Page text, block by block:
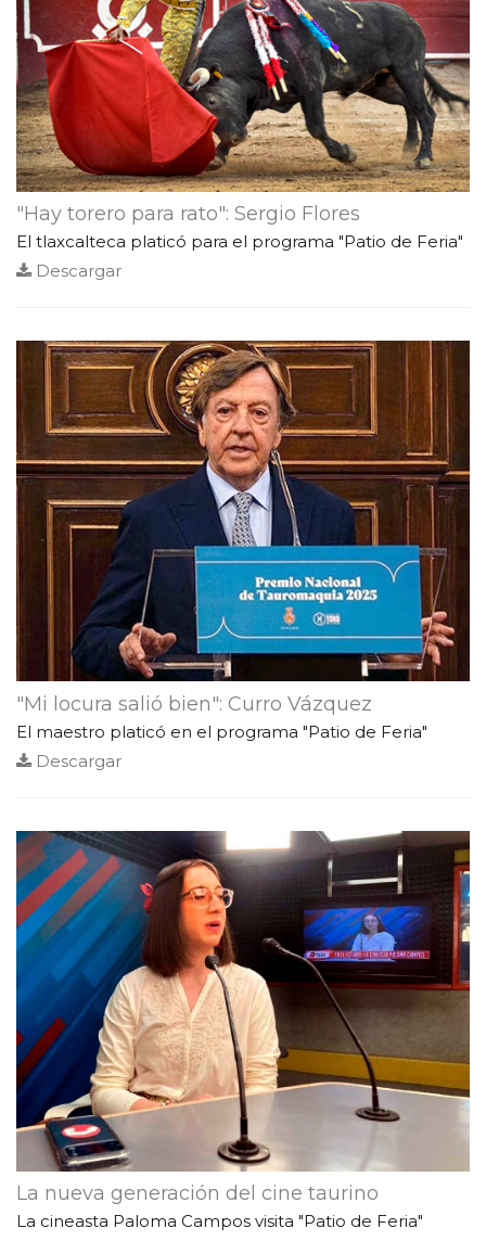
"Hay torero para rato": Sergio Flores
El tlaxcalteca platicó para el programa "Patio de Feria"
Descargar
"Mi locura salió bien": Curro Vázquez
El maestro platicó en el programa "Patio de Feria"
Descargar
La nueva generación del cine taurino
La cineasta Paloma Campos visita "Patio de Feria"